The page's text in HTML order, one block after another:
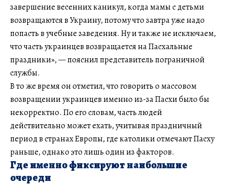
завершение весенних каникул, когда мамы с детьми
возвращаются в Украину, потому что завтра уже надо
попасть в учебные заведения. Ну и также не исключаем,
что часть украинцев возвращается на Пасхальные
праздники», — пояснил представитель пограничной
службы.
В то же время он отметил, что говорить о массовом
возвращении украинцев именно из-за Пасхи было бы
некорректно. По его словам, часть людей
действительно может ехать, учитывая праздничный
период в странах Европы, где католики отмечают Пасху
раньше, однако это лишь один из факторов.
Где именно фиксируют наибольшие
очереди